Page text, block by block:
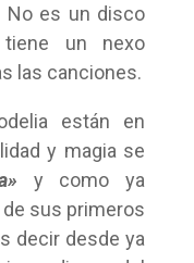
No es un disco
un nexo
las canciones.
están en
y magia se
y como ya
sus primeros
decir desde ya